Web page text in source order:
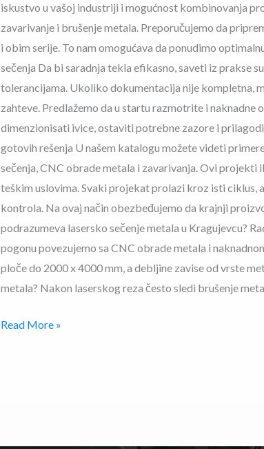
iskustvo u vašoj industriji i mogućnost kombinovanja
zavarivanje i brušenje metala. Preporučujemo da
i obim serije. To nam omogućava da ponudimo
sečenja Da bi saradnja tekla efikasno, saveti iz prakse
tolerancijama. Ukoliko dokumentacija nije kompletna,
zahteve. Predlažemo da u startu razmotrite i naknadne
dimenzionisati ivice, ostaviti potrebne zazore i
gotovih rešenja U našem katalogu možete videti
sečenja, CNC obrade metala i zavarivanja. Ovi projekti
teškim uslovima. Svaki projekat prolazi kroz isti ciklus,
kontrola. Na ovaj način obezbeđujemo da krajnji
podrazumeva lasersko sečenje metala u Kragujevcu?
pogonu povezujemo sa CNC obrade metala i
ploče do 2000 x 4000 mm, a debljine zavise od vrste
metala? Nakon laserskog reza često sledi brušenje
Read More »